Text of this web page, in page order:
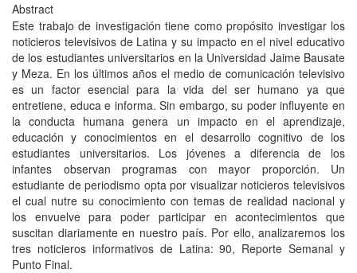
Abstract
Este trabajo de investigación tiene como propósito investigar los
noticieros televisivos de Latina y su impacto en el nivel educativo
de los estudiantes universitarios en la Universidad Jaime Bausate
y Meza. En los últimos años el medio de comunicación televisivo
es un factor esencial para la vida del ser humano ya que
entretiene, educa e informa. Sin embargo, su poder influyente en
la conducta humana genera un impacto en el aprendizaje,
educación y conocimientos en el desarrollo cognitivo de los
estudiantes universitarios. Los jóvenes a diferencia de los
infantes observan programas con mayor proporción. Un
estudiante de periodismo opta por visualizar noticieros televisivos
el cual nutre su conocimiento con temas de realidad nacional y
los envuelve para poder participar en acontecimientos que
suscitan diariamente en nuestro país. Por ello, analizaremos los
tres noticieros informativos de Latina: 90, Reporte Semanal y
Punto Final.